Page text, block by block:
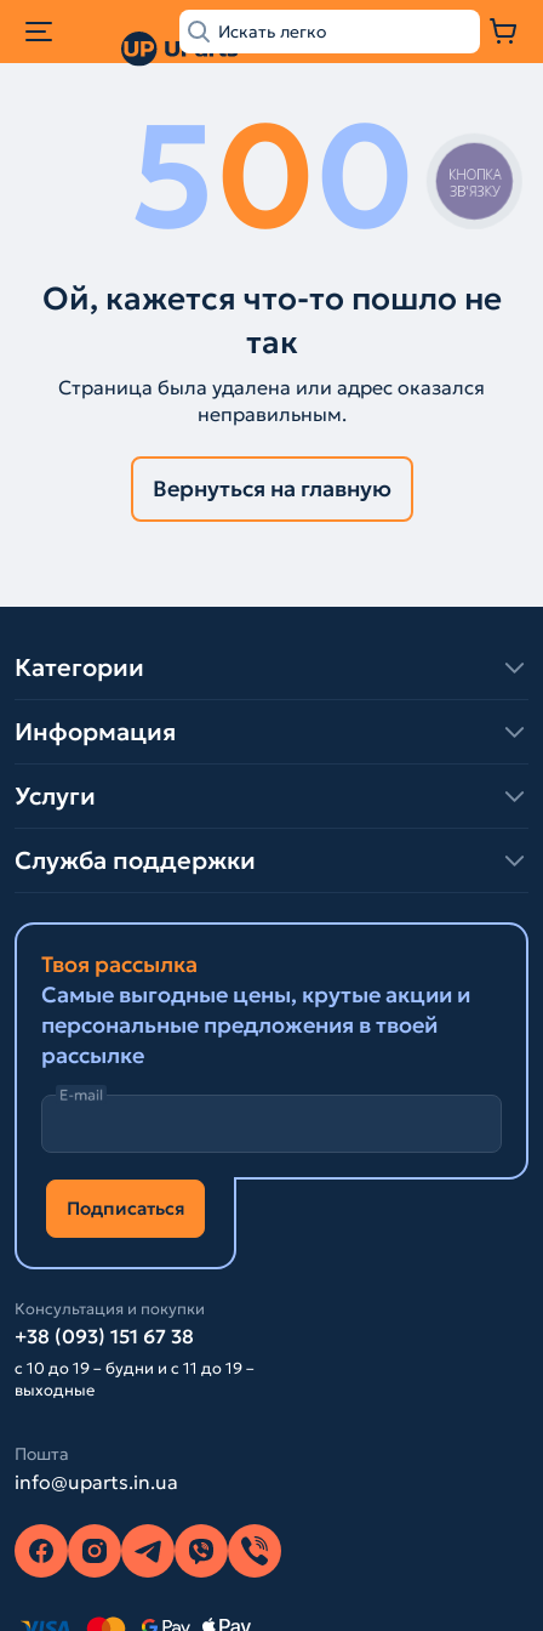
500
Ой, кажется что-то пошло не
так
Страница была удалена или адрес оказался
неправильным.
Вернуться на главную
Категории
Информация
Услуги
Служба поддержки
Твоя рассылка
Самые выгодные цены, крутые акции и
персональные предложения в твоей
рассылке
E-mail
Подписаться
Консультация и покупки
+38 (093) 151 67 38
с 10 до 19 – будни и с 11 до 19 –
выходные
Пошта
info@uparts.in.ua
КНОПКА
ЗВ'ЯЗКУ